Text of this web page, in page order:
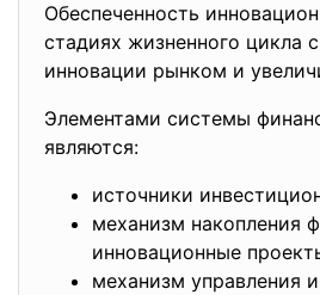
Обеспеченность
стадиях жизненного цикла
инновации рынком и
Элементами системы
являются:
источники
механизм накопления
инновационные
механизм управления